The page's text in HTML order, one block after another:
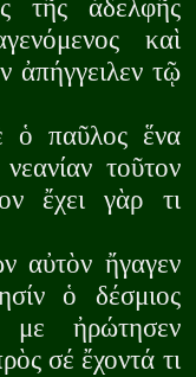
τῆς ἀδελφῆς
καὶ
ἀπήγγειλεν τῷ
ὁ παῦλος ἕνα
τοῦτον
ἔχει γὰρ τι
αὐτὸν ἤγαγεν
ὁ δέσμιος
με ἠρώτησεν
σέ ἔχοντά τι